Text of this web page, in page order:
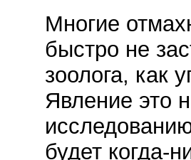
Многие
быстро не
зоолога, как
Явление это
будет когда-